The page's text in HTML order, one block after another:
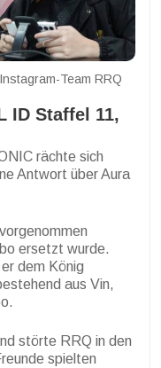
Team RRQ
ID Staffel 11,
rächte sich
Antwort über Aura
ersetzt wurde.
dem König
aus Vin,
störte RRQ in den
spielten